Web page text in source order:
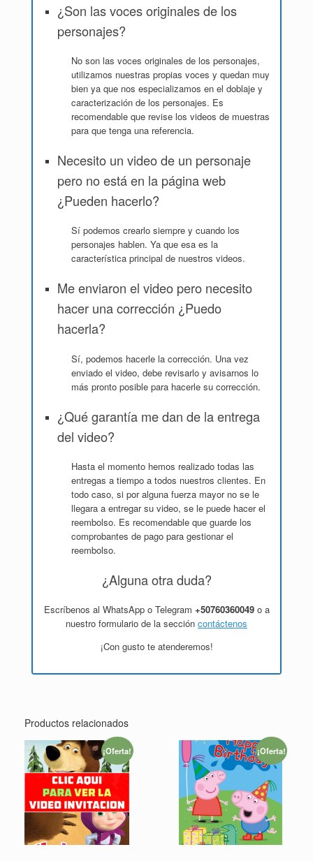
¿Son las voces originales de los
personajes?
No son las voces originales de los personajes,
utilizamos nuestras propias voces y quedan muy
bien ya que nos especializamos en el doblaje y
caracterización de los personajes. Es
recomendable que revise los videos de muestras
para que tenga una referencia.
Necesito un video de un personaje
pero no está en la página web
¿Pueden hacerlo?
Sí podemos crearlo siempre y cuando los
personajes hablen. Ya que esa es la
característica principal de nuestros videos.
Me enviaron el video pero necesito
hacer una corrección ¿Puedo
hacerla?
Sí, podemos hacerle la corrección. Una vez
enviado el video, debe revisarlo y avisarnos lo
más pronto posible para hacerle su corrección.
¿Qué garantía me dan de la entrega
del video?
Hasta el momento hemos realizado todas las
entregas a tiempo a todos nuestros clientes. En
todo caso, si por alguna fuerza mayor no se le
llegara a entregar su video, se le puede hacer el
reembolso. Es recomendable que guarde los
comprobantes de pago para gestionar el
reembolso.
¿Alguna otra duda?
Escríbenos al WhatsApp o Telegram +50760360049o a
nuestro formulario de la sección contáctenos
¡Con gusto te atenderemos!
Productos relacionados
¡Oferta! ¡Oferta!